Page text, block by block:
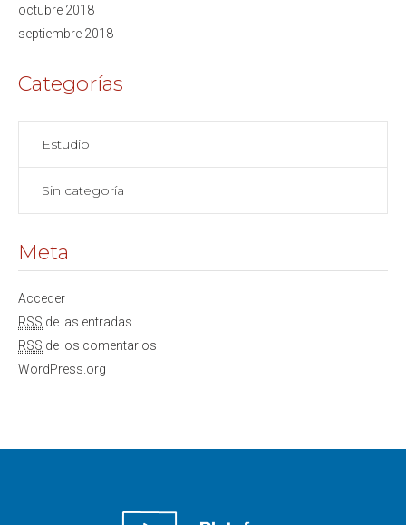
octubre 2018
septiembre 2018
Categorías
Estudio
Sin categoría
Meta
Acceder
RSS de las entradas
RSS de los comentarios
WordPress.org